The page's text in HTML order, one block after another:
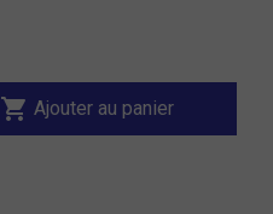
shopping_cart Ajouter au panier